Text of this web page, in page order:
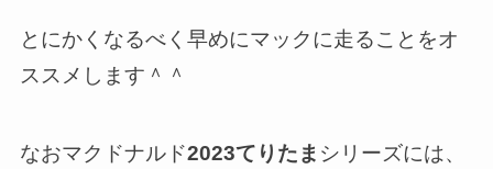
とにかくなるべく早めにマックに走ることをオ
ススメします＾＾
なおマクドナルド2023てりたま シリーズには、